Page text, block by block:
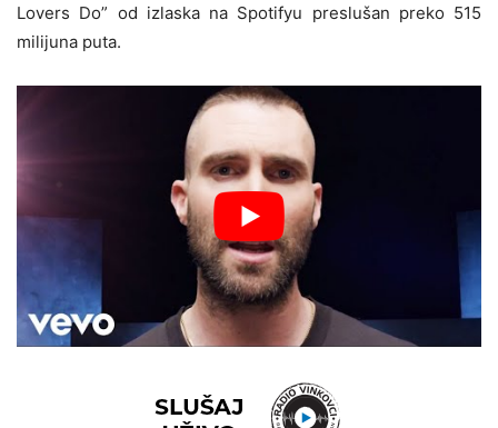
Lovers Do” od izlaska na Spotifyu preslušan preko 515
milijuna puta.